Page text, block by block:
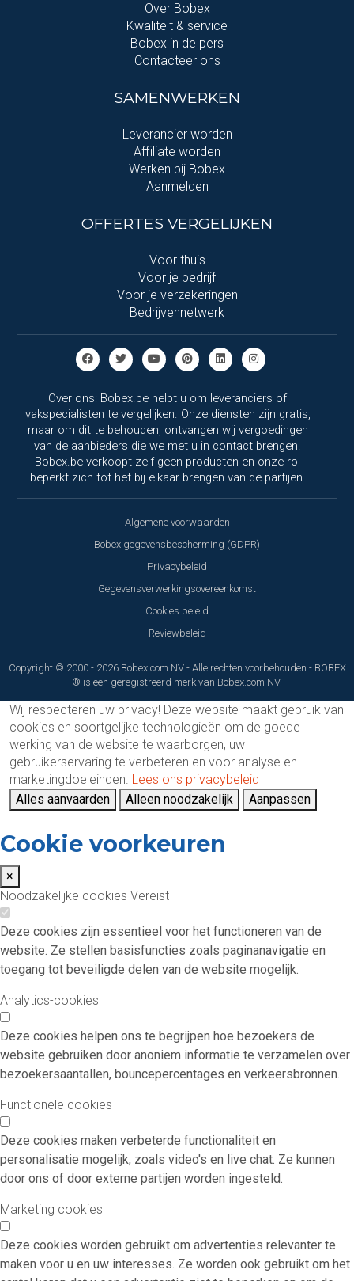
Over Bobex
Kwaliteit & service
Bobex in de pers
Contacteer ons
SAMENWERKEN
Leverancier worden
Affiliate worden
Werken bij Bobex
Aanmelden
OFFERTES VERGELIJKEN
Voor thuis
Voor je bedrijf
Voor je verzekeringen
Bedrijvennetwerk
Over ons: Bobex.be helpt u om leveranciers of
vakspecialisten te vergelijken. Onze diensten zijn gratis,
maar om dit te behouden, ontvangen wij vergoedingen
van de aanbieders die we met u in contact brengen.
Bobex.be verkoopt zelf geen producten en onze rol
beperkt zich tot het bij elkaar brengen van de partijen.
Algemene voorwaarden
Bobex gegevensbescherming (GDPR)
Privacybeleid
Gegevensverwerkingsovereenkomst
Cookies beleid
Reviewbeleid
Copyright © 2000 - 2026 Bobex.com NV - Alle rechten voorbehouden - BOBEX
® is een geregistreerd merk van Bobex.com NV.
Wij respecteren uw privacy! Deze website maakt gebruik van
cookies en soortgelijke technologieën om de goede
werking van de website te waarborgen, uw
gebruikerservaring te verbeteren en voor analyse en
marketingdoeleinden. Lees ons privacybeleid
Alles aanvaarden
Alleen noodzakelijk Aanpassen
Cookie voorkeuren
×
Noodzakelijke cookies Vereist
Deze cookies zijn essentieel voor het functioneren van de
website. Ze stellen basisfuncties zoals paginanavigatie en
toegang tot beveiligde delen van de website mogelijk.
Analytics-cookies
Deze cookies helpen ons te begrijpen hoe bezoekers de
website gebruiken door anoniem informatie te verzamelen over
bezoekersaantallen, bouncepercentages en verkeersbronnen.
Functionele cookies
Deze cookies maken verbeterde functionaliteit en
personalisatie mogelijk, zoals video's en live chat. Ze kunnen
door ons of door externe partijen worden ingesteld.
Marketing cookies
Deze cookies worden gebruikt om advertenties relevanter te
maken voor u en uw interesses. Ze worden ook gebruikt om het